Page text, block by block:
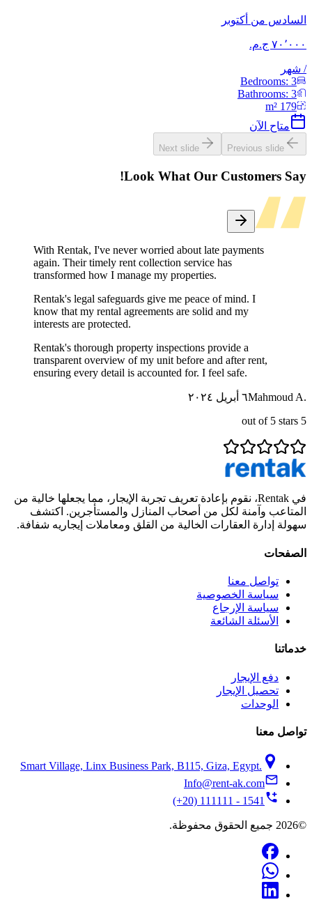
السادس من أكتوبر
/ شهر
Bedrooms: 3
Bathrooms: 3
179
متاح الآن
Previous slide
Next slide
Look What Our Customers Say!
With Rentak, I've never worried about late payments
again. Their timely rent collection service has
transformed how I manage my properties.
Rentak's legal safeguards give me peace of mind. I
know that my rental agreements are solid and my
interests are protected.
Rentak's thorough property inspections provide a
transparent overview of my unit before and after rent,
ensuring every detail is accounted for. I feel safe.
Mahmoud A.٦ أبريل ٢٠٢٤
5
في Rentak، نقوم بإعادة تعريف تجربة الإيجار، مما يجعلها خالية من
المتاعب وآمنة لكل من أصحاب المنازل والمستأجرين. اكتشف
سهولة إدارة العقارات الخالية من القلق ومعاملات إيجاريه شفافة.
الصفحات
تواصل معنا
سياسة الخصوصية
سياسة الإرجاع
الأسئلة الشائعة
خدماتنا
دفع الإيجار
تحصيل الإيجار
الوحدات
تواصل معنا
Smart Village, Linx Business Park, B115, Giza, Egypt.
Info@rent-ak.com
(+20) 111111 - 1541
©2026 جميع الحقوق محفوظة.